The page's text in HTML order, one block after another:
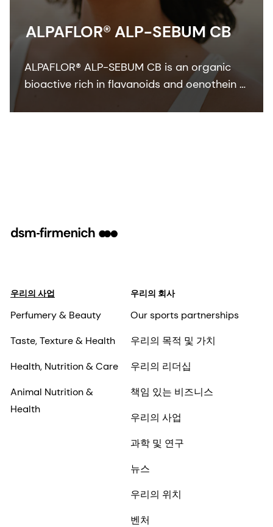
ALPAFLOR® ALP-SEBUM CB
ALPAFLOR® ALP-SEBUM CB is an organic
bioactive rich in flavanoids and oenothein B
- key compounds that show sebum-
우리의 사업
Perfumery & Beauty
Taste, Texture & Health
Health, Nutrition & Care
Animal Nutrition &
Health
우리의 회사
Our sports partnerships
우리의 목적 및 가치
우리의 리더십
책임 있는 비즈니스
우리의 사업
과학 및 연구
뉴스
우리의 위치
벤처